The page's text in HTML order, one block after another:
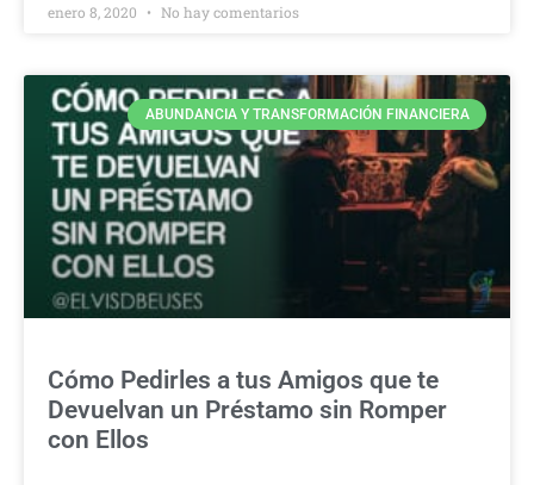
enero 8, 2020 No hay comentarios
ABUNDANCIA Y TRANSFORMACIÓN FINANCIERA
Cómo Pedirles a tus Amigos que te
Devuelvan un Préstamo sin Romper
con Ellos